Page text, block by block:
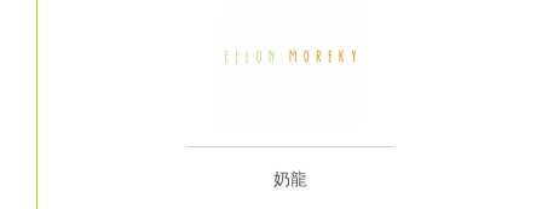
奶龍